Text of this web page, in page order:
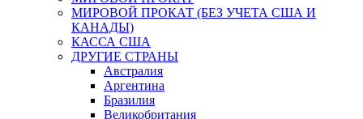
МИРОВОЙ ПРОКАТ (БЕЗ УЧЕТА США И
КАНАДЫ)
КАССА США
ДРУГИЕ СТРАНЫ
Австралия
Аргентина
Бразилия
Великобритания